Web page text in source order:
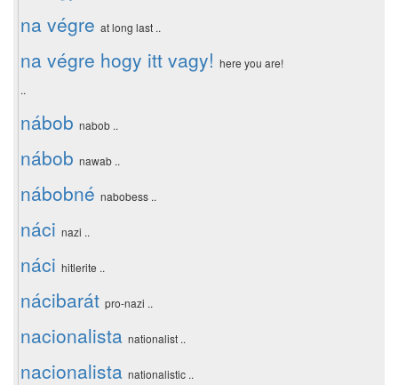
na végre at long last ..
na végre hogy itt vagy! here you are!
..
nábob nabob ..
nábob nawab ..
nábobné nabobess ..
náci nazi ..
náci hitlerite ..
nácibarát pro-nazi ..
nacionalista nationalist ..
nacionalista nationalistic ..